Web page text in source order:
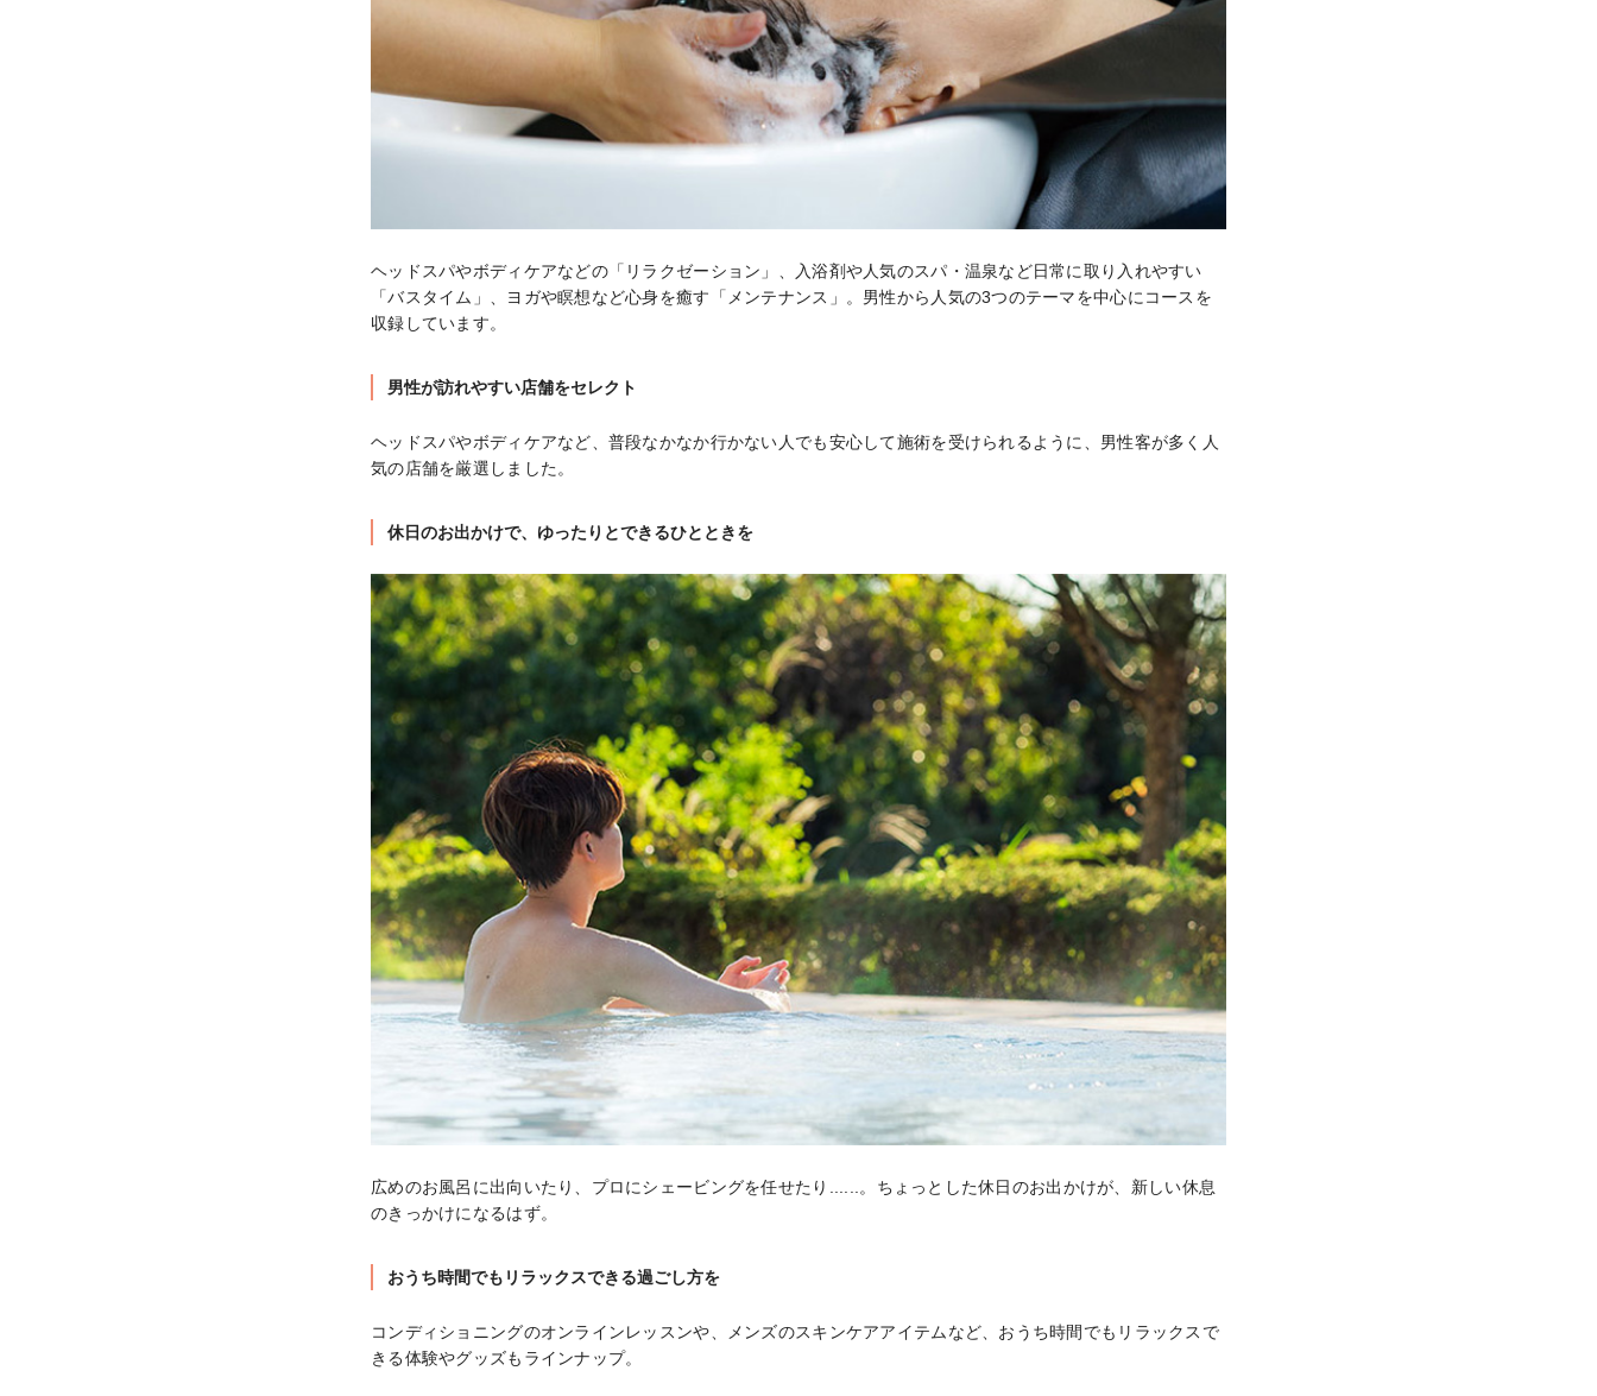
ヘッドスパやボディケアなどの「リラクゼーション」、入浴剤や人気のスパ・温泉など日常に取り入れやすい
「バスタイム」、ヨガや瞑想など心身を癒す「メンテナンス」。男性から人気の3つのテーマを中心にコースを
収録しています。
男性が訪れやすい店舗をセレクト
ヘッドスパやボディケアなど、普段なかなか行かない人でも安心して施術を受けられるように、男性客が多く人
気の店舗を厳選しました。
休日のお出かけで、ゆったりとできるひとときを
広めのお風呂に出向いたり、プロにシェービングを任せたり......。ちょっとした休日のお出かけが、新しい休息
のきっかけになるはず。
おうち時間でもリラックスできる過ごし方を
コンディショニングのオンラインレッスンや、メンズのスキンケアアイテムなど、おうち時間でもリラックスで
きる体験やグッズもラインナップ。